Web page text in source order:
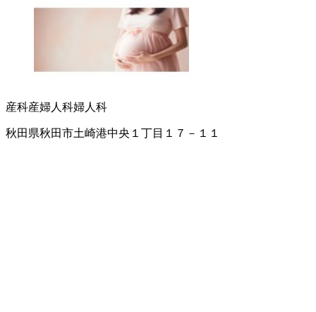
産科産婦人科婦人科
秋田県秋田市土崎港中央１丁目１７－１１